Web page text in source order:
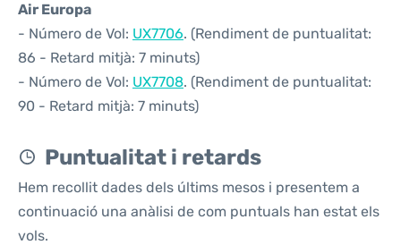
Air Europa
- Número de Vol: UX7706. (Rendiment de puntualitat:
86 - Retard mitjà: 7 minuts)
- Número de Vol: UX7708. (Rendiment de puntualitat:
90 - Retard mitjà: 7 minuts)
Puntualitat i retards
Hem recollit dades dels últims mesos i presentem a
continuació una anàlisi de com puntuals han estat els
vols.